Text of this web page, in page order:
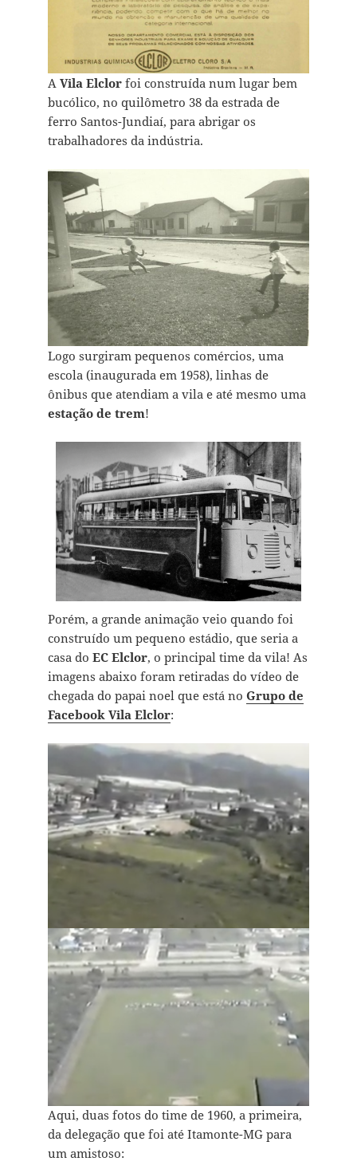
A Vila Elclorfoi construída num lugar bem
bucólico, no quilômetro 38 da estrada de
ferro Santos-Jundiaí, para abrigar os
trabalhadores da indústria.
Logo surgiram pequenos comércios, uma
escola (inaugurada em 1958), linhas de
ônibus que atendiam a vila e até mesmo uma
estação de trem!
Porém, a grande animação veio quando foi
construído um pequeno estádio, que seria a
casa do EC Elclor, o principal time da vila! As
imagens abaixo foram retiradas do vídeo de
chegada do papai noel que está no Grupo de
Facebook Vila Elclor:
Aqui, duas fotos do time de 1960, a primeira,
da delegação que foi até Itamonte-MG para
um amistoso: